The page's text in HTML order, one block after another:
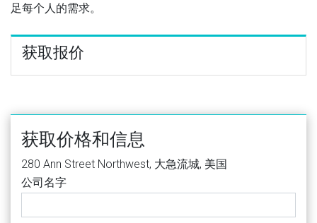
足每个人的需求。
获取报价
获取价格和信息
280 Ann Street Northwest, 大急流城, 美国
公司名字